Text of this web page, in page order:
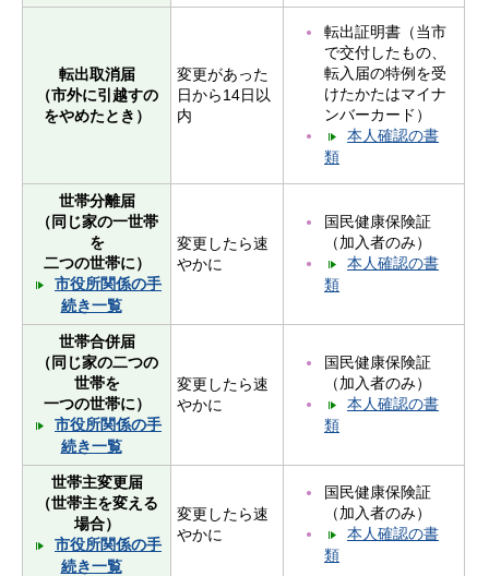
転出取消届
（市外に引越すの
をやめたとき）
変更があった
日から14日以
内
転出証明書（当市
で交付したもの、
転入届の特例を受
けたかたはマイナ
ンバーカード）
本人確認の書
類
世帯分離届
（同じ家の一世帯
を
二つの世帯に）
市役所関係の手
続き一覧
変更したら速
やかに
国民健康保険証
（加入者のみ）
本人確認の書
類
世帯合併届
（同じ家の二つの
世帯を
一つの世帯に）
市役所関係の手
続き一覧
変更したら速
やかに
国民健康保険証
（加入者のみ）
本人確認の書
類
世帯主変更届
（世帯主を変える
場合）
市役所関係の手
続き一覧
変更したら速
やかに
国民健康保険証
（加入者のみ）
本人確認の書
類